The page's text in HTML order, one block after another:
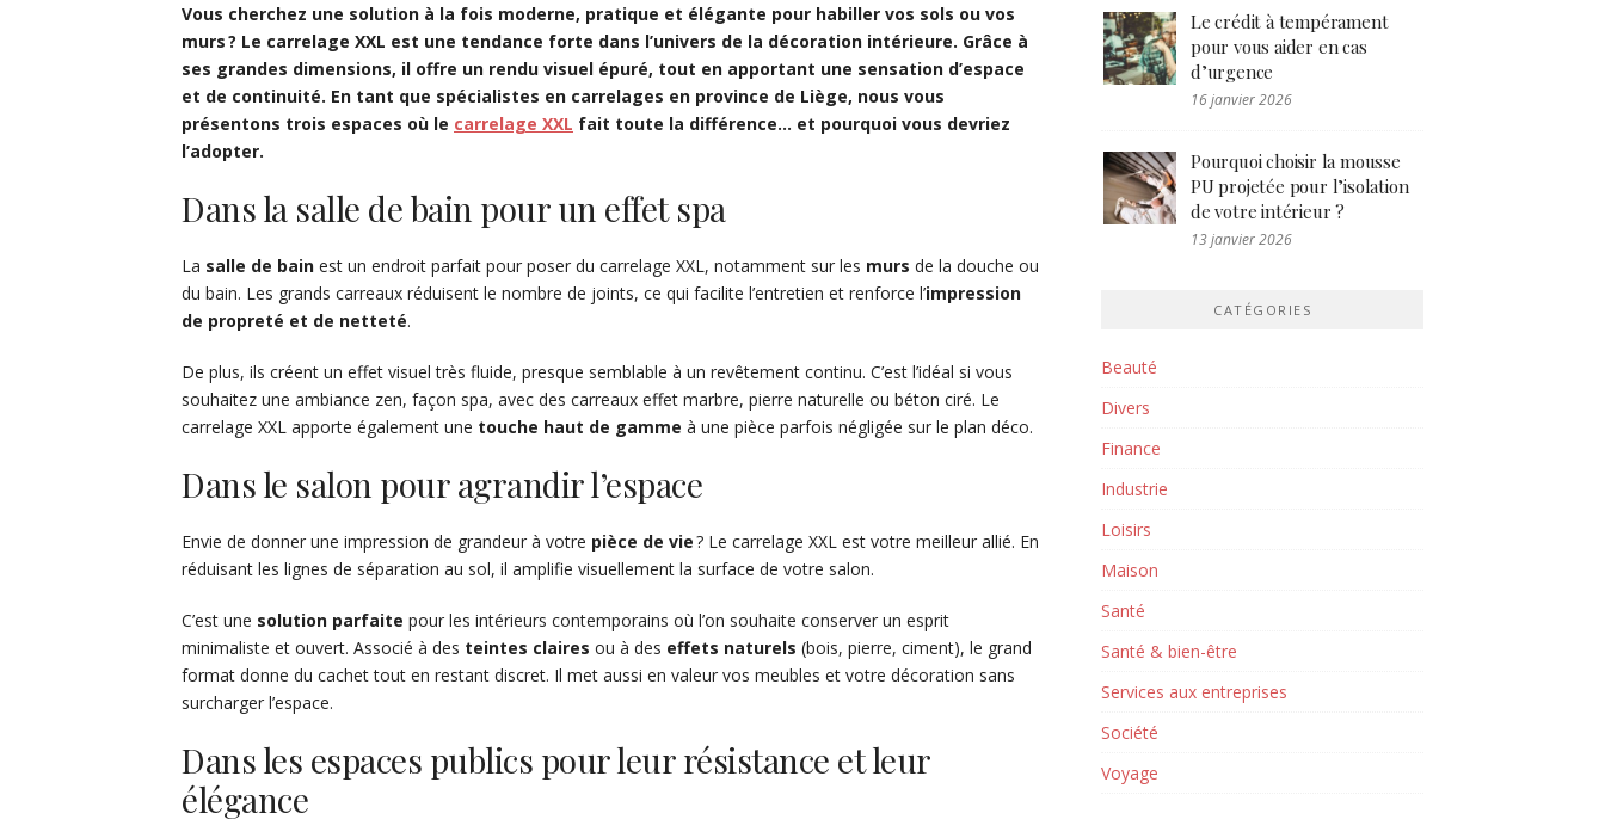
Vous cherchez une solution à la fois moderne, pratique et élégante pour habiller vos sols ou vos
murs ? Le carrelage XXL est une tendance forte dans l’univers de la décoration intérieure. Grâce à
ses grandes dimensions, il offre un rendu visuel épuré, tout en apportant une sensation d’espace
et de continuité. En tant que spécialistes en carrelages en province de Liège, nous vous
présentons trois espaces où le carrelage XXL fait toute la différence… et pourquoi vous devriez
l’adopter.
Dans la salle de bain pour un effet spa
La salle de bain est un endroit parfait pour poser du carrelage XXL, notamment sur les murs de la douche ou
du bain. Les grands carreaux réduisent le nombre de joints, ce qui facilite l’entretien et renforce l’impression
de propreté et de netteté.
De plus, ils créent un effet visuel très fluide, presque semblable à un revêtement continu. C’est l’idéal si vous
souhaitez une ambiance zen, façon spa, avec des carreaux effet marbre, pierre naturelle ou béton ciré. Le
carrelage XXL apporte également une touche haut de gamme à une pièce parfois négligée sur le plan déco.
Dans le salon pour agrandir l’espace
Envie de donner une impression de grandeur à votre pièce de vie? Le carrelage XXL est votre meilleur allié. En
réduisant les lignes de séparation au sol, il amplifie visuellement la surface de votre salon.
C’est une solution parfaite pour les intérieurs contemporains où l’on souhaite conserver un esprit
minimaliste et ouvert. Associé à des teintes claires ou à des effets naturels (bois, pierre, ciment), le grand
format donne du cachet tout en restant discret. Il met aussi en valeur vos meubles et votre décoration sans
surcharger l’espace.
Dans les espaces publics pour leur résistance et leur
élégance
Le crédit à tempérament
pour vous aider en cas
d’urgence
16 janvier 2026
Pourquoi choisir la mousse
PU projetée pour l’isolation
de votre intérieur ?
13 janvier 2026
CATÉGORIES
Beauté
Divers
Finance
Industrie
Loisirs
Maison
Santé
Santé & bien-être
Services aux entreprises
Société
Voyage